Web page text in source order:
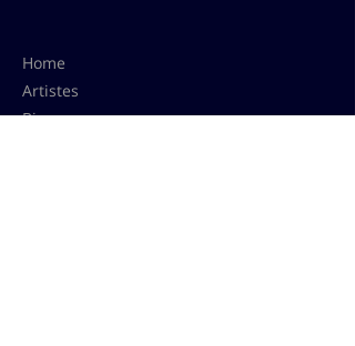
Home
Artistes
Bio